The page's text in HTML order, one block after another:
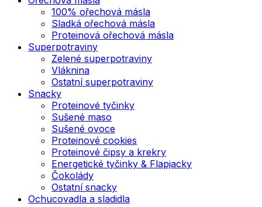
100% ořechová másla
Sladká ořechová másla
Proteinová ořechová másla
Superpotraviny
Zelené superpotraviny
Vláknina
Ostatní superpotraviny
Snacky
Proteinové tyčinky
Sušené maso
Sušené ovoce
Proteinové cookies
Proteinové čipsy a krekry
Energetické tyčinky & Flapjacky
Čokolády
Ostatní snacky
Ochucovadla a sladidla